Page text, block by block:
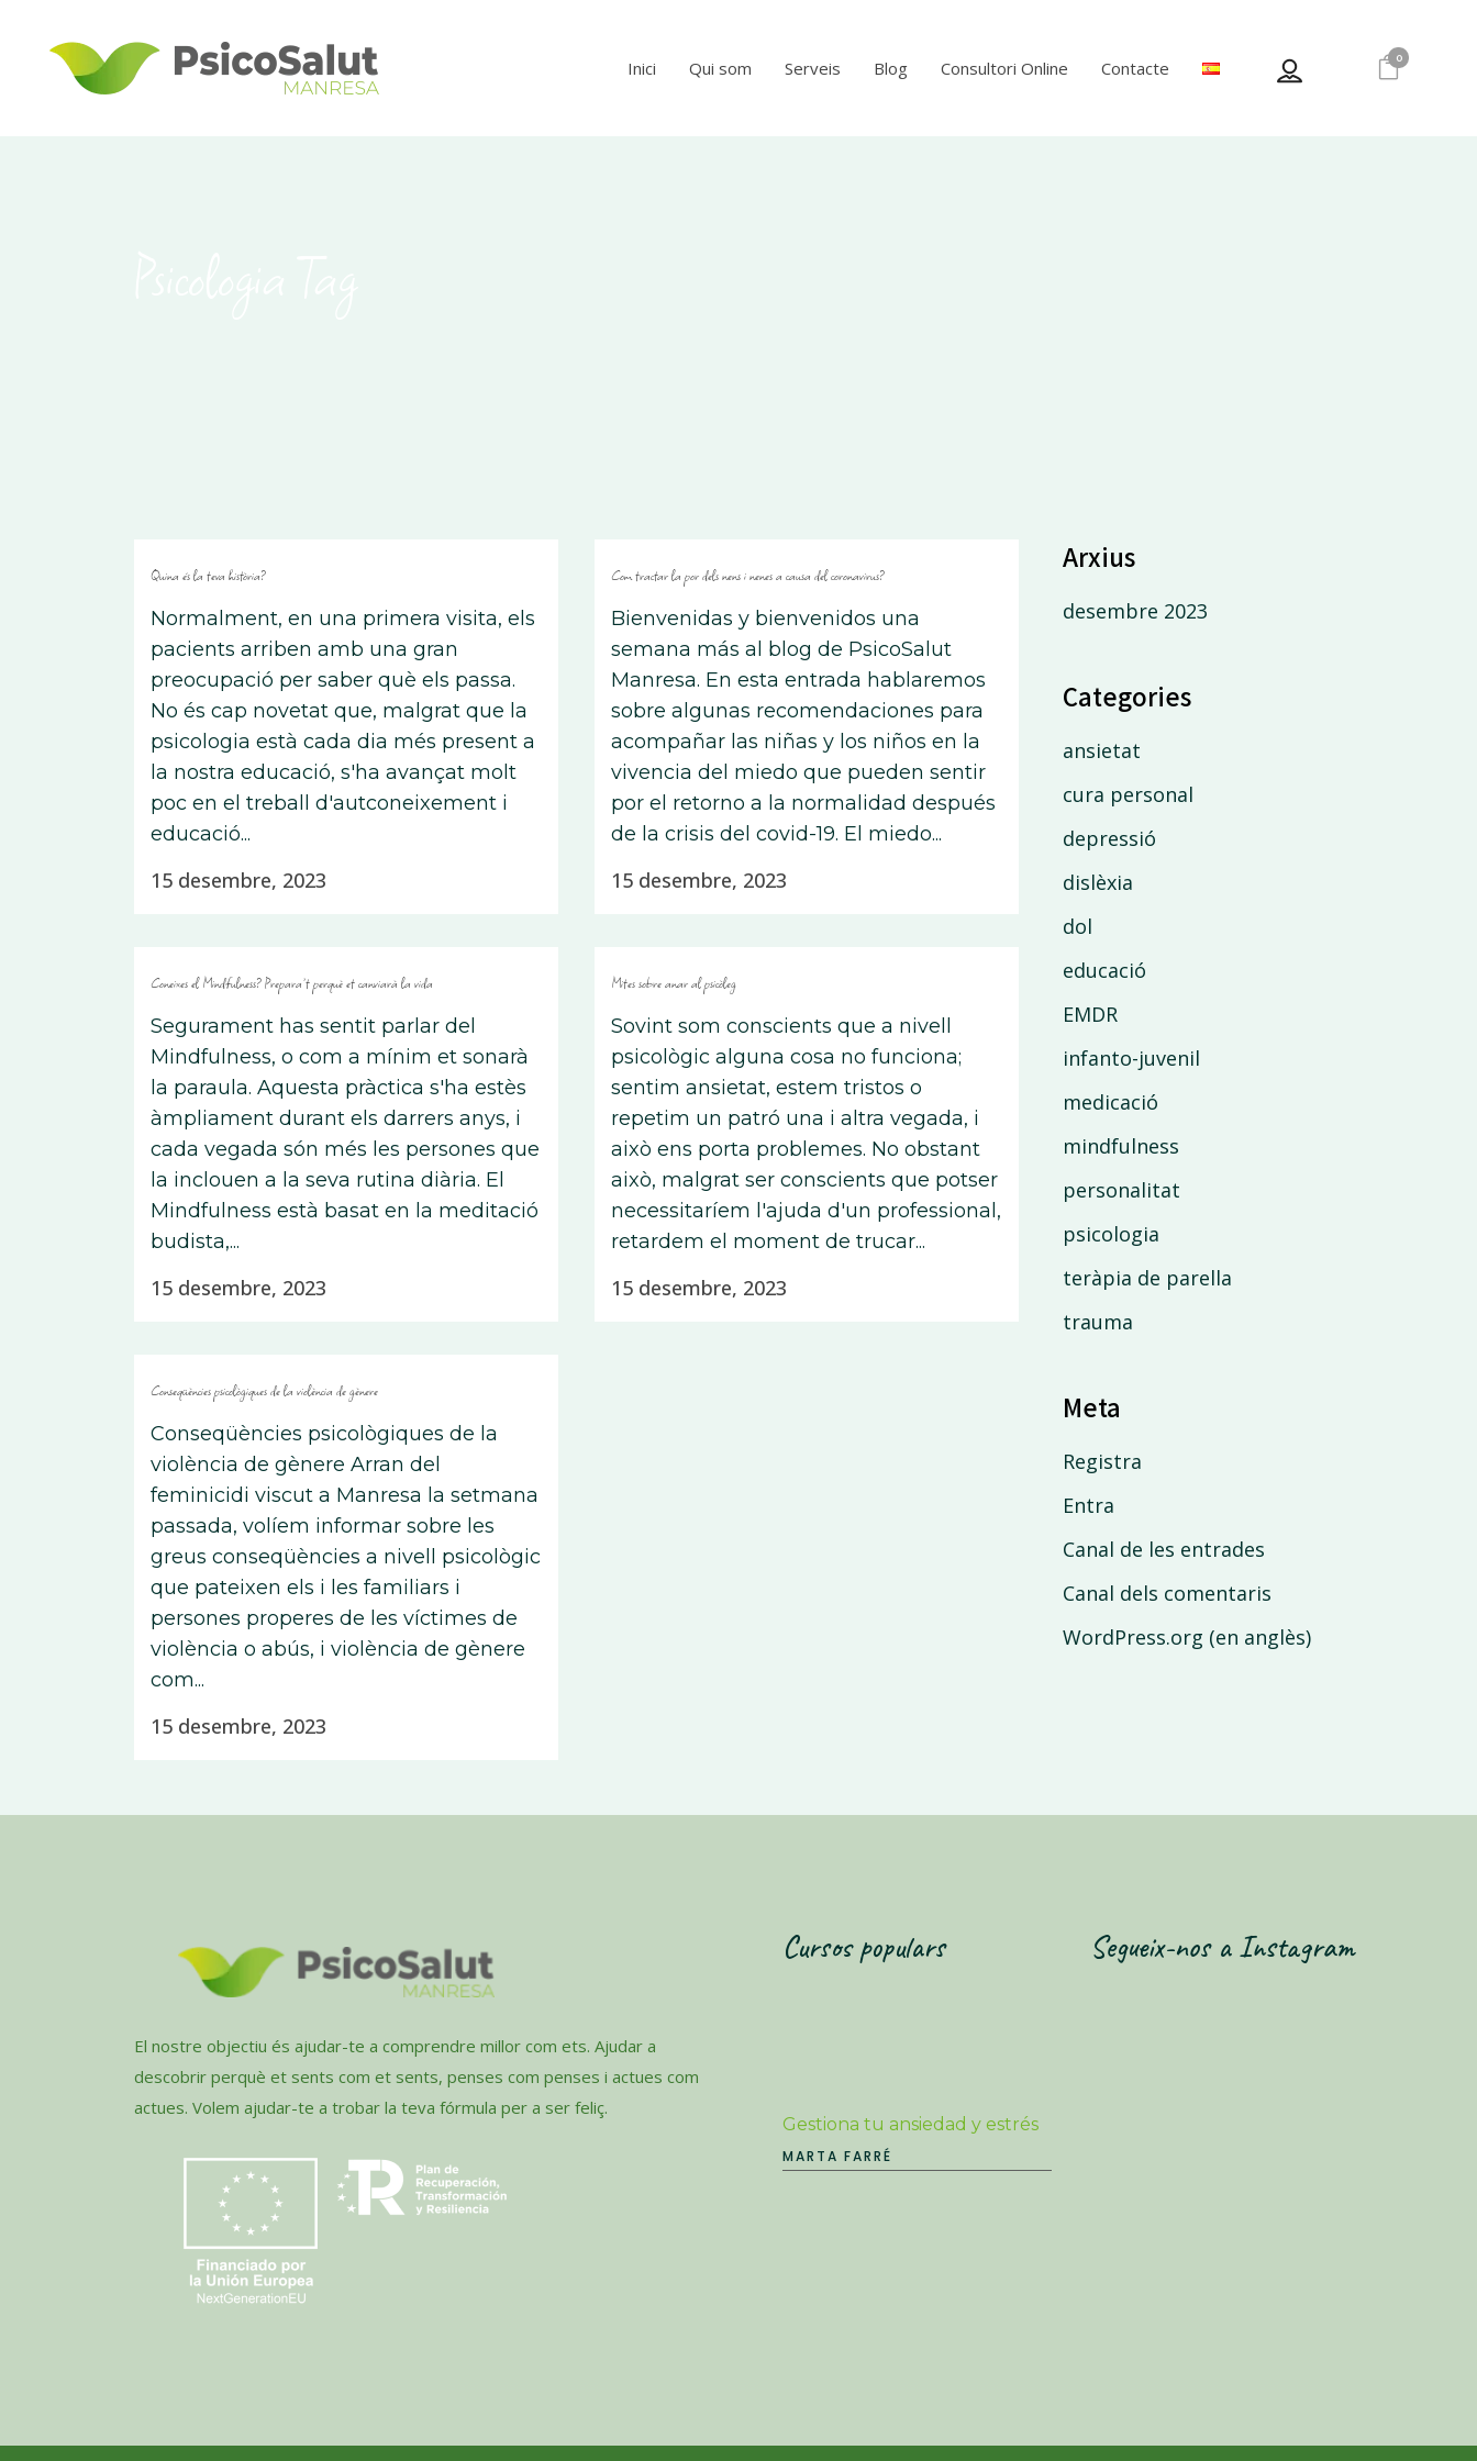
0
Inici Qui som Serveis Blog Consultori Online Contacte
Quina és la teva història?
Normalment, en una primera visita, els
pacients arriben amb una gran
preocupació per saber què els passa.
No és cap novetat que, malgrat que la
psicologia està cada dia més present a
la nostra educació, s'ha avançat molt
poc en el treball d'autconeixement i
educació...
15 desembre, 2023
Com tractar la por dels nens i nenes a causa del coronavirus?
Bienvenidas y bienvenidos una
semana más al blog de PsicoSalut
Manresa. En esta entrada hablaremos
sobre algunas recomendaciones para
acompañar las niñas y los niños en la
vivencia del miedo que pueden sentir
por el retorno a la normalidad después
de la crisis del covid-19. El miedo...
15 desembre, 2023
Coneixes el Mindfulness? Prepara’t perquè et canviarà la vida
Segurament has sentit parlar del
Mindfulness, o com a mínim et sonarà
la paraula. Aquesta pràctica s'ha estès
àmpliament durant els darrers anys, i
cada vegada són més les persones que
la inclouen a la seva rutina diària. El
Mindfulness està basat en la meditació
budista,...
15 desembre, 2023
Mites sobre anar al psicòleg
Sovint som conscients que a nivell
psicològic alguna cosa no funciona;
sentim ansietat, estem tristos o
repetim un patró una i altra vegada, i
això ens porta problemes. No obstant
això, malgrat ser conscients que potser
necessitaríem l'ajuda d'un professional,
retardem el moment de trucar...
15 desembre, 2023
Conseqüències psicològiques de la violència de gènere
Conseqüències psicològiques de la
violència de gènere Arran del
feminicidi viscut a Manresa la setmana
passada, volíem informar sobre les
greus conseqüències a nivell psicològic
que pateixen els i les familiars i
persones properes de les víctimes de
violència o abús, i violència de gènere
com...
15 desembre, 2023
Arxius
desembre 2023
Categories
ansietat
cura personal
depressió
dislèxia
dol
educació
EMDR
infanto-juvenil
medicació
mindfulness
personalitat
psicologia
teràpia de parella
trauma
Meta
Registra
Entra
Canal de les entrades
Canal dels comentaris
WordPress.org (en anglès)
El nostre objectiu és ajudar-te a comprendre millor com ets. Ajudar a
descobrir perquè et sents com et sents, penses com penses i actues com
actues. Volem ajudar-te a trobar la teva fórmula per a ser feliç.
Cursos populars
Gestiona tu ansiedad y estrés
MARTA FARRÉ
Segueix-nos a Instagram